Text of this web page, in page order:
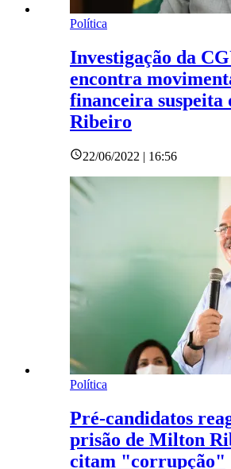
Política
Investigação da
encontra
financeira suspeita
Ribeiro
22/06/2022 | 16:56
Política
Pré-candidatos
prisão de Milton
citam "corrupção"